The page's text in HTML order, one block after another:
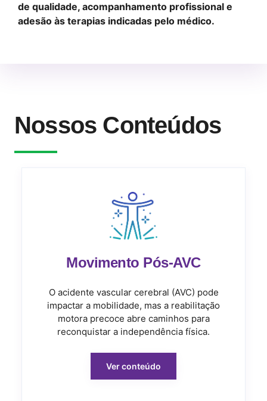
de qualidade, acompanhamento profissional e
adesão às terapias indicadas pelo médico.
Nossos Conteúdos
Movimento Pós-AVC
O acidente vascular cerebral (AVC) pode
impactar a mobilidade, mas a reabilitação
motora precoce abre caminhos para
reconquistar a independência física.
Ver conteúdo